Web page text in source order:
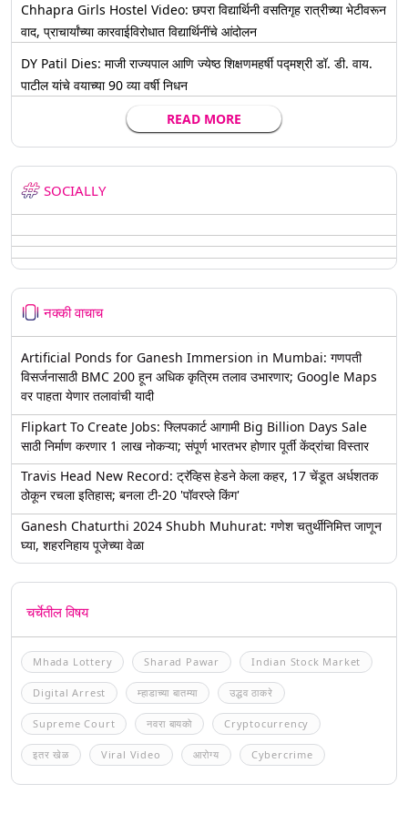
Chhapra Girls Hostel Video: छपरा विद्यार्थिनी वसतिगृह रात्रीच्या भेटीवरून
वाद, प्राचार्यांच्या कारवाईविरोधात विद्यार्थिनींचे आंदोलन
DY Patil Dies: माजी राज्यपाल आणि ज्येष्ठ शिक्षणमहर्षी पद्मश्री डॉ. डी. वाय.
पाटील यांचे वयाच्या 90 व्या वर्षी निधन
READ MORE
SOCIALLY
नक्की वाचाच
Artificial Ponds for Ganesh Immersion in Mumbai: गणपती
विसर्जनासाठी BMC 200 हून अधिक कृत्रिम तलाव उभारणार; Google Maps
वर पाहता येणार तलावांची यादी
Flipkart To Create Jobs: फ्लिपकार्ट आगामी Big Billion Days Sale
साठी निर्माण करणार 1 लाख नोकऱ्या; संपूर्ण भारतभर होणार पूर्ती केंद्रांचा विस्तार
Travis Head New Record: ट्रॅव्हिस हेडने केला कहर, 17 चेंडूत अर्धशतक
ठोकून रचला इतिहास; बनला टी-20 'पॉवरप्ले किंग'
Ganesh Chaturthi 2024 Shubh Muhurat: गणेश चतुर्थीनिमित्त जाणून
घ्या, शहरनिहाय पूजेच्या वेळा
चर्चेतील विषय
Mhada Lottery Sharad Pawar Indian Stock Market
Digital Arrest म्हाडाच्या बातम्या उद्धव ठाकरे
Supreme Court नवरा बायको Cryptocurrency
इतर खेळ Viral Video आरोग्य Cybercrime